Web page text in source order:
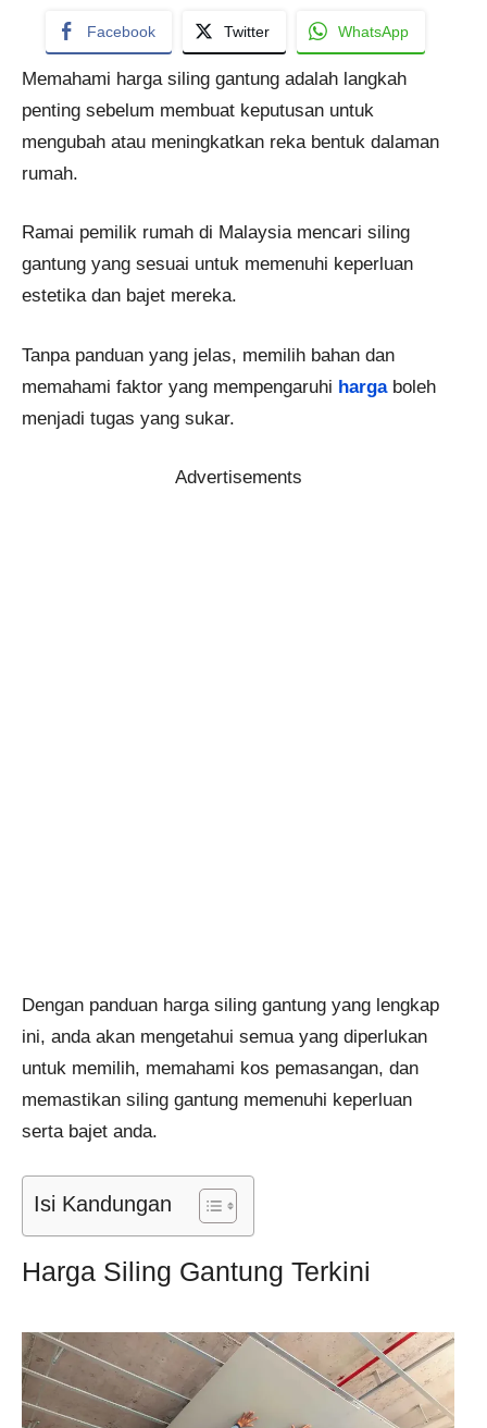
Facebook Twitter WhatsApp
Memahami harga siling gantung adalah langkah
penting sebelum membuat keputusan untuk
mengubah atau meningkatkan reka bentuk dalaman
rumah.
Ramai pemilik rumah di Malaysia mencari siling
gantung yang sesuai untuk memenuhi keperluan
estetika dan bajet mereka.
Tanpa panduan yang jelas, memilih bahan dan
memahami faktor yang mempengaruhi hargaboleh
menjadi tugas yang sukar.
Advertisements
Dengan panduan harga siling gantung yang lengkap
ini, anda akan mengetahui semua yang diperlukan
untuk memilih, memahami kos pemasangan, dan
memastikan siling gantung memenuhi keperluan
serta bajet anda.
Isi Kandungan
Harga Siling Gantung Terkini